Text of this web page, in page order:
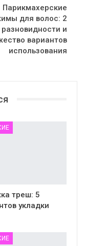
Парикмахерские
для волос: 2
разновидности и
вариантов
использования
треш: 5
укладки